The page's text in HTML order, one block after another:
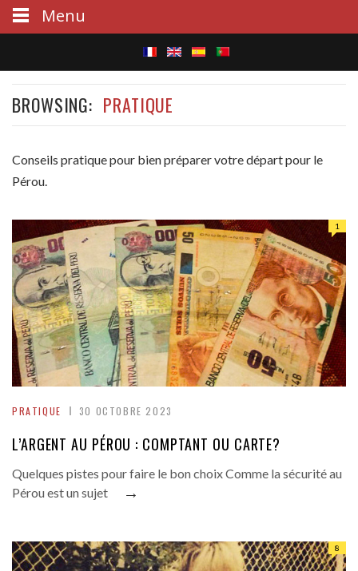
S
e
h
BROWSING: PRATIQUE
Conseils pratique pour bien préparer votre départ pour le
Pérou.
PRATIQUE 30 OCTOBRE 2023
1
L’ARGENT AU PÉROU : COMPTANT OU CARTE?
Quelques pistes pour faire le bon choix Comme la sécurité au
Pérou est un sujet
→
8
Menu